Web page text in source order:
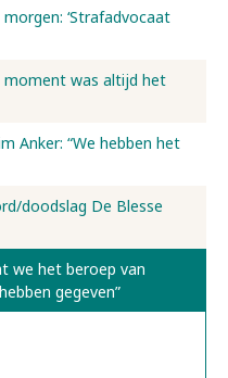
‘Strafadvocaat
moment was altijd het
Anker: “We hebben het
doodslag De Blesse
we het beroep van
gegeven”